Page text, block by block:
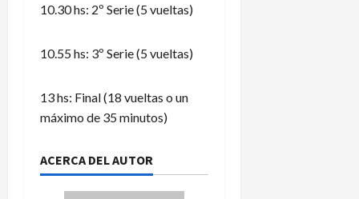
10.30 hs: 2º Serie (5 vueltas)
10.55 hs: 3º Serie (5 vueltas)
13 hs: Final (18 vueltas o un
máximo de 35 minutos)
ACERCA DEL AUTOR